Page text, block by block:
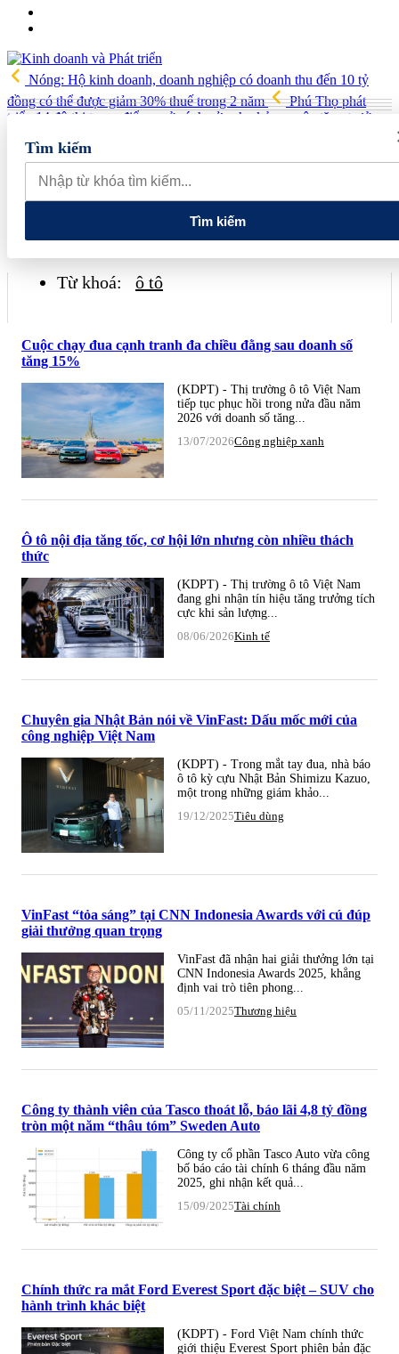
Nóng: Hộ kinh doanh, doanh nghiệp có doanh thu đến 10 tỷ
đồng có thể được giảm 30% thuế trong 2 năm
Phú Thọ phát
triển 14 đô thị trọng điểm, mở cánh cửa cho kỷ nguyên tăng trưởng
Vua quạt Trần Đình Tiệp: Từ bán quạt đến TikToker nổi
tiếng và vướng vòng lao lý
Vietnam Sport Show 2026 quy tụ
520 gian hàng, thúc đẩy kết nối ngành thể thao Việt Nam với thế
giới
Thiết kế kiến trúc biểu tượng của Newtown Diamond được
vinh danh tại Dot Property Awards 2026
Tìm kiếm
Tìm kiếm
Từ khoá: ô tô
Cuộc chạy đua cạnh tranh đa chiều đằng sau doanh số
tăng 15%
(KDPT) - Thị trường ô tô Việt Nam
tiếp tục phục hồi trong nửa đầu năm
2026 với doanh số tăng...
13/07/2026Công nghiệp xanh
Ô tô nội địa tăng tốc, cơ hội lớn nhưng còn nhiều thách
thức
(KDPT) - Thị trường ô tô Việt Nam
đang ghi nhận tín hiệu tăng trưởng tích
cực khi sản lượng...
08/06/2026Kinh tế
Chuyên gia Nhật Bản nói về VinFast: Dấu mốc mới của
công nghiệp Việt Nam
(KDPT) - Trong mắt tay đua, nhà báo
ô tô kỳ cựu Nhật Bản Shimizu Kazuo,
một trong những giám khảo...
19/12/2025Tiêu dùng
VinFast “tỏa sáng” tại CNN Indonesia Awards với cú đúp
giải thưởng quan trọng
VinFast đã nhận hai giải thưởng lớn tại
CNN Indonesia Awards 2025, khẳng
định vai trò tiên phong...
05/11/2025Thương hiệu
Công ty thành viên của Tasco thoát lỗ, báo lãi 4,8 tỷ đồng
tròn một năm “thâu tóm” Sweden Auto
Công ty cổ phần Tasco Auto vừa công
bố báo cáo tài chính 6 tháng đầu năm
2025, ghi nhận kết quả...
15/09/2025Tài chính
Chính thức ra mắt Ford Everest Sport đặc biệt – SUV cho
hành trình khác biệt
(KDPT) - Ford Việt Nam chính thức
giới thiệu Everest Sport phiên bản đặc